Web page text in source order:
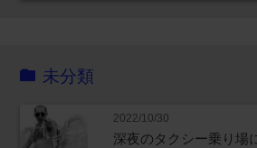
未分類
2022/10/30
深夜のタクシー乗り場